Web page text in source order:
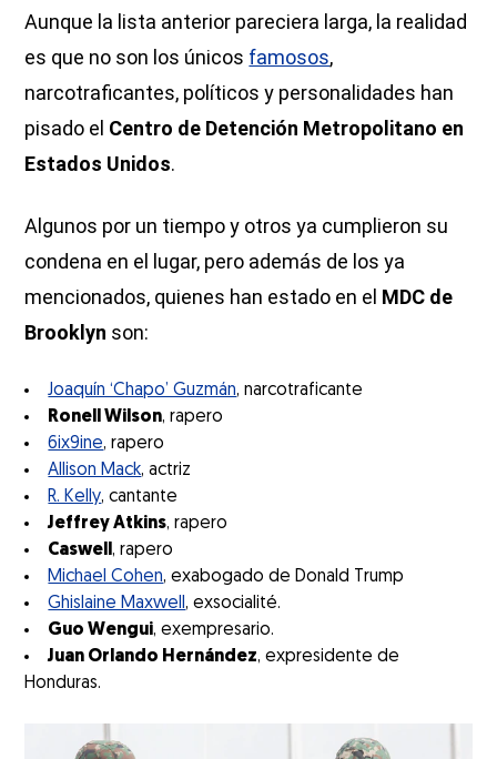
Aunque la lista anterior pareciera larga, la realidad
es que no son los únicos famosos,
narcotraficantes, políticos y personalidades han
pisado el Centro de Detención Metropolitano en
Estados Unidos.
Algunos por un tiempo y otros ya cumplieron su
condena en el lugar, pero además de los ya
mencionados, quienes han estado en el MDC de
Brooklyn son:
Joaquín ‘Chapo’ Guzmán, narcotraficante
Ronell Wilson, rapero
6ix9ine, rapero
Allison Mack, actriz
R. Kelly, cantante
Jeffrey Atkins, rapero
Caswell, rapero
Michael Cohen, exabogado de Donald Trump
Ghislaine Maxwell, exsocialité.
Guo Wengui, exempresario.
Juan Orlando Hernández, expresidente de
Honduras.